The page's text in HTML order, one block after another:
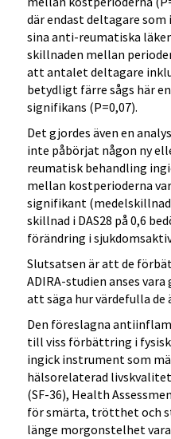
där endast deltagare
sina anti-reumatiska
skillnaden mellan
att antalet deltagare
betydligt färre sågs här
signifikans (P=0,07).
Det gjordes även en
inte påbörjat någon ny
reumatisk behandling
mellan kostperioderna
signifikant (medelskillnad:
skillnad i DAS28 på 0,6
förändring i
Slutsatsen är att de
ADIRA-studien anses
att säga hur värdefulla de
Den föreslagna
till viss förbättring i
ingick instrument som
hälsorelaterad
(SF-36), Health
för smärta, trötthet och
länge morgonstelhet